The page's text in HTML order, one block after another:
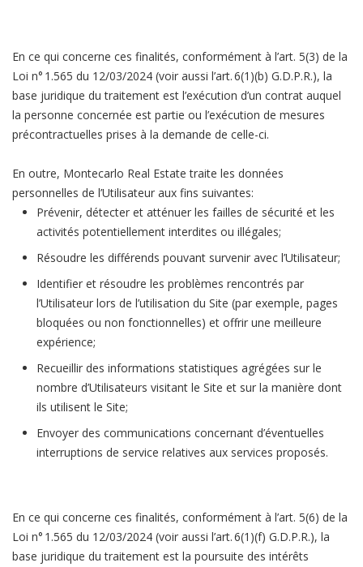
En ce qui concerne ces finalités, conformément à l’art. 5(3) de la
Loi n° 1.565 du 12/03/2024 (voir aussi l’art. 6(1)(b) G.D.P.R.), la
base juridique du traitement est l’exécution d’un contrat auquel
la personne concernée est partie ou l’exécution de mesures
précontractuelles prises à la demande de celle-ci.
En outre, Montecarlo Real Estate traite les données
personnelles de l’Utilisateur aux fins suivantes:
Prévenir, détecter et atténuer les failles de sécurité et les
activités potentiellement interdites ou illégales;
Résoudre les différends pouvant survenir avec l’Utilisateur;
Identifier et résoudre les problèmes rencontrés par
l’Utilisateur lors de l’utilisation du Site (par exemple, pages
bloquées ou non fonctionnelles) et offrir une meilleure
expérience;
Recueillir des informations statistiques agrégées sur le
nombre d’Utilisateurs visitant le Site et sur la manière dont
ils utilisent le Site;
Envoyer des communications concernant d’éventuelles
interruptions de service relatives aux services proposés.
En ce qui concerne ces finalités, conformément à l’art. 5(6) de la
Loi n° 1.565 du 12/03/2024 (voir aussi l’art. 6(1)(f) G.D.P.R.), la
base juridique du traitement est la poursuite des intérêts